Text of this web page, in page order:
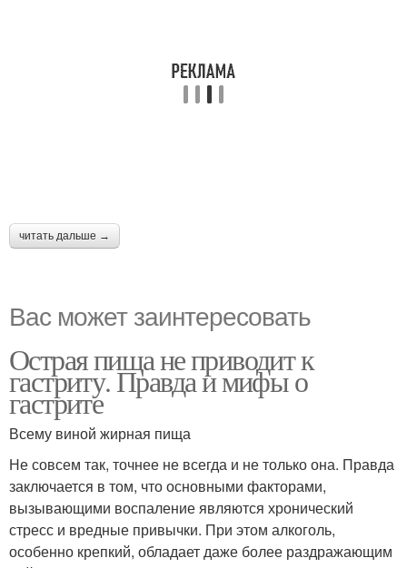
читать дальше →
Вас может заинтересовать
Острая пища не приводит к
гастриту. Правда и мифы о
гастрите
Всему виной жирная пища
Не совсем так, точнее не всегда и не только она. Правда
заключается в том, что основными факторами,
вызывающими воспаление являются хронический
стресс и вредные привычки. При этом алкоголь,
особенно крепкий, обладает даже более раздражающим